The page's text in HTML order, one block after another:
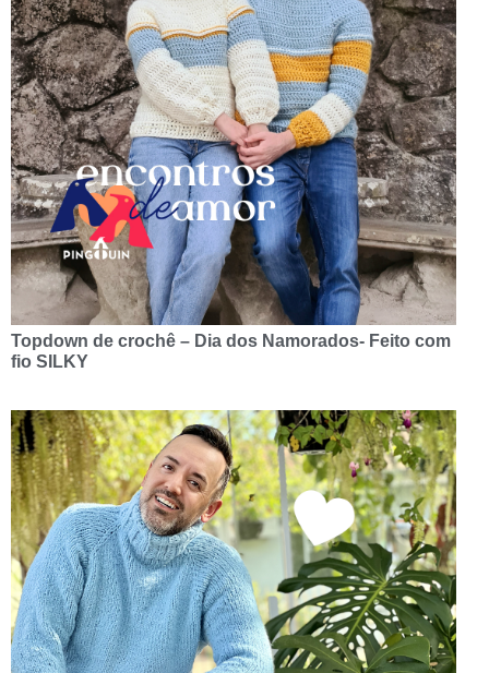
Topdown de crochê – Dia dos Namorados- Feito com
fio SILKY